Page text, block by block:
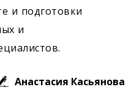
и подготовки
и
Анастасия Касьянова